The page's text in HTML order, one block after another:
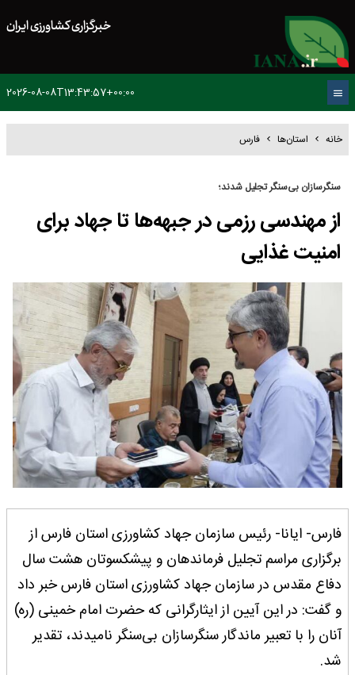
خبرگزاری کشاورزی ایران
2026-08-08T13:43:57+00:00
خانه استان‌ها فارس
سنگرسازان بی‌سنگر تجلیل شدند؛
از مهندسی رزمی در جبهه‌ها تا جهاد برای
امنیت غذایی
فارس- ایانا- رئیس سازمان جهاد کشاورزی استان فارس از
برگزاری مراسم تجلیل فرماندهان و پیشکسوتان هشت سال
دفاع مقدس در سازمان جهاد کشاورزی استان فارس خبر داد
و گفت: در این آیین از ایثارگرانی که حضرت امام خمینی (ره)
آنان را با تعبیر ماندگار سنگرسازان بی‌سنگر نامیدند، تقدیر
شد.